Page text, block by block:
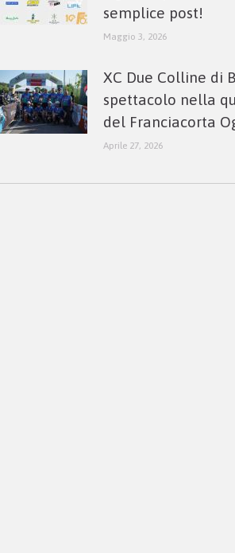
semplice post!
Maggio 3, 2026
XC Due Colline di
spettacolo nella
del Franciacorta
Aprile 27, 2026